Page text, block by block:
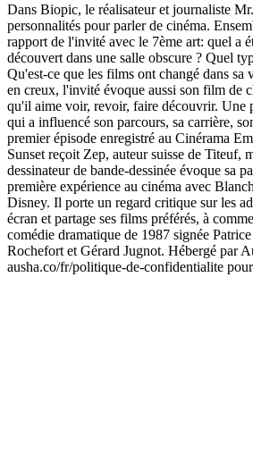
Dans Biopic, le réalisateur et journaliste
personnalités pour parler de cinéma.
rapport de l'invité avec le 7ème art: quel a
découvert dans une salle obscure ? Quel
Qu'est-ce que les films ont changé dans sa
en creux, l'invité évoque aussi son film de
qu'il aime voir, revoir, faire découvrir. Une
qui a influencé son parcours, sa carrière,
premier épisode enregistré au Cinérama
Sunset reçoit Zep, auteur suisse de Titeuf,
dessinateur de bande-dessinée évoque sa
première expérience au cinéma avec
Disney. Il porte un regard critique sur les
écran et partage ses films préférés, à
comédie dramatique de 1987 signée
Rochefort et Gérard Jugnot. Hébergé par
ausha.co/fr/politique-de-confidentialite